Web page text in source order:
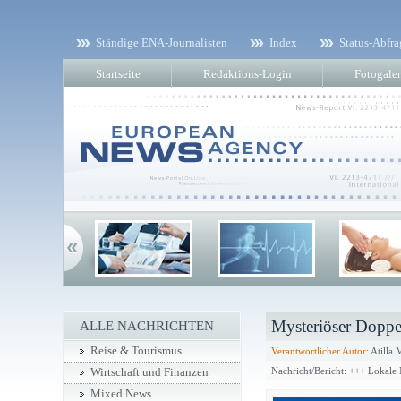
Ständige ENA-Journalisten Index Status-
Startseite Redaktions-Login
Mysteriöser
Verantwortlicher Autor: Atilla
Nachricht/Bericht: +++ Lokale
ALLE NACHRICHTEN
Reise & Tourismus
Wirtschaft und Finanzen
Mixed News